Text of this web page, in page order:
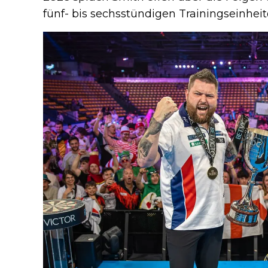
fünf- bis sechsstündigen